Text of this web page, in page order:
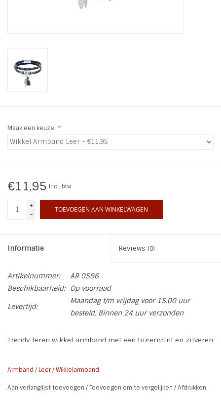
Blog
Maak een keuze: *
€11,95 Incl. btw
+
-
TOEVOEGEN AAN WINKELWAGEN
Informatie Reviews (0)
Artikelnummer:
AR 0596
Beschikbaarheid:
Op voorraad
Levertijd:
Maandag t/m vrijdag voor 15.00 uur
besteld. Binnen 24 uur verzonden
Trendy leren wikkel armband met een tijgerprint en zilveren
Armband /Leer/Wikkelarmband
Aan verlanglijst toevoegen /Toevoegen om te vergelijken /Afdrukken